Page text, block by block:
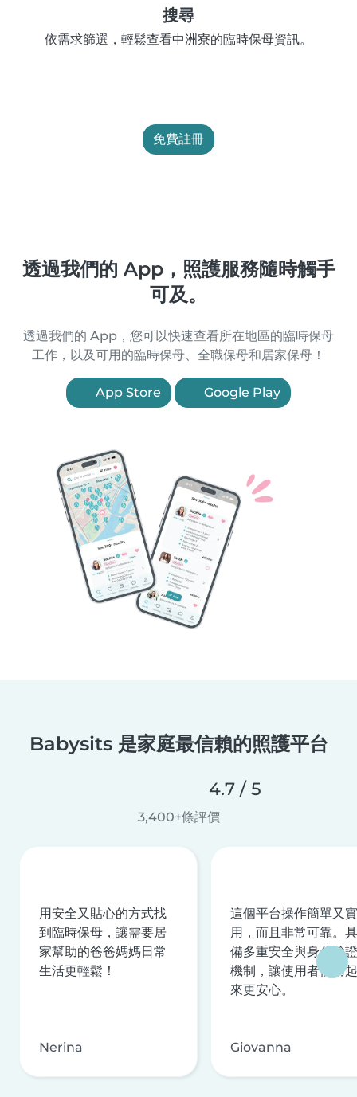
搜尋
依需求篩選，輕鬆查看中洲寮的臨時保母資訊。
免費註冊
透過我們的 App，照護服務隨時觸手
可及。
透過我們的 App，您可以快速查看所在地區的臨時保母
工作，以及可用的臨時保母、全職保母和居家保母！
App Store Google Play
Babysits 是家庭最信賴的照護平台
4.7 / 5
3,400+條評價
用安全又貼心的方式找
到臨時保母，讓需要居
家幫助的爸爸媽媽日常
生活更輕鬆！
Nerina
這個平台操作簡單又實
用，而且非常可靠。具
備多重安全與身分驗證
機制，讓使用者使用起
來更安心。
Giovanna